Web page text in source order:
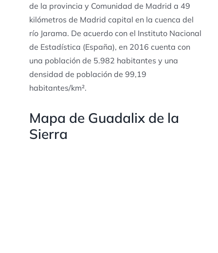
de la provincia y Comunidad de Madrid a 49
kilómetros de Madrid capital en la cuenca del
río Jarama. De acuerdo con el Instituto Nacional
de Estadística (España), en 2016 cuenta con
una población de 5.982 habitantes y una
densidad de población de 99,19
habitantes/km².
Mapa de Guadalix de la
Sierra